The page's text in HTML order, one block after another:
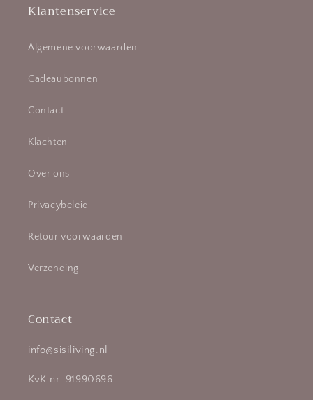
Klantenservice
Algemene voorwaarden
Cadeaubonnen
Contact
Klachten
Over ons
Privacybeleid
Retour voorwaarden
Verzending
Contact
info@sisiliving.nl
KvK nr. 91990696